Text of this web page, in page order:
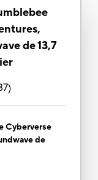
de 13,7
)
Cyberverse
de